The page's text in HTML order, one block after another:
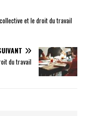
et le droit du travail
du travail